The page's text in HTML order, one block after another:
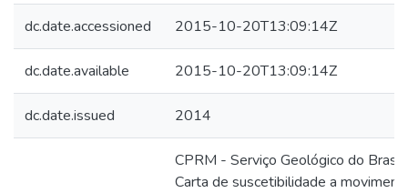
dc.date.accessioned 2015-10-20T13:09:14Z
dc.date.available 2015-10-20T13:09:14Z
dc.date.issued 2014
CPRM - Serviço Geológico do Brasil.
Carta de suscetibilidade a